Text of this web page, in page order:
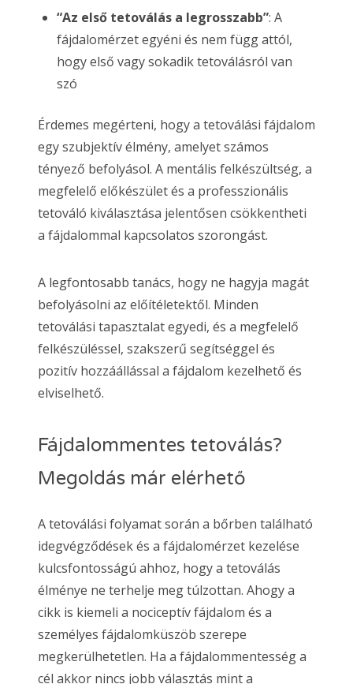
“Az első tetoválás a legrosszabb”: A
fájdalomérzet egyéni és nem függ attól,
hogy első vagy sokadik tetoválásról van
szó
Érdemes megérteni, hogy a tetoválási fájdalom
egy szubjektív élmény, amelyet számos
tényező befolyásol. A mentális felkészültség, a
megfelelő előkészület és a professzionális
tetováló kiválasztása jelentősen csökkentheti
a fájdalommal kapcsolatos szorongást.
A legfontosabb tanács, hogy ne hagyja magát
befolyásolni az előítéletektől. Minden
tetoválási tapasztalat egyedi, és a megfelelő
felkészüléssel, szakszerű segítséggel és
pozitív hozzáállással a fájdalom kezelhető és
elviselhető.
Fájdalommentes tetoválás?
Megoldás már elérhető
A tetoválási folyamat során a bőrben található
idegvégződések és a fájdalomérzet kezelése
kulcsfontosságú ahhoz, hogy a tetoválás
élménye ne terhelje meg túlzottan. Ahogy a
cikk is kiemeli a nociceptív fájdalom és a
személyes fájdalomküszöb szerepe
megkerülhetetlen. Ha a fájdalommentesség a
cél akkor nincs jobb választás mint a